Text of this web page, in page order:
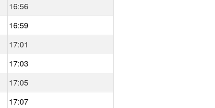
16:56
16:59
17:01
17:03
17:05
17:07